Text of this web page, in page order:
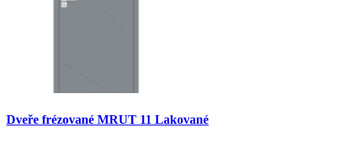
Dveře frézované MRUT 11 Lakované